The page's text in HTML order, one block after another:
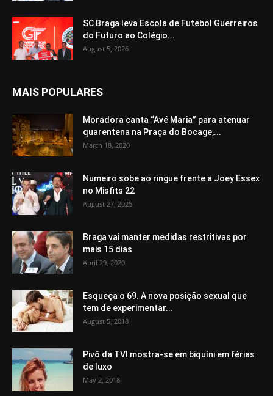
SC Braga leva Escola de Futebol Guerreiros
do Futuro ao Colégio...
August 5, 2026
MAIS POPULARES
Moradora canta “Avé Maria” para atenuar
quarentena na Praça do Bocage,...
March 18, 2020
Numeiro sobe ao ringue frente a Joey Essex
no Misfits 22
August 27, 2025
Braga vai manter medidas restritivas por
mais 15 dias
April 29, 2020
Esqueça o 69. A nova posição sexual que
tem de experimentar...
August 5, 2018
Pivô da TVI mostra-se em biquíni em férias
de luxo
May 2, 2018